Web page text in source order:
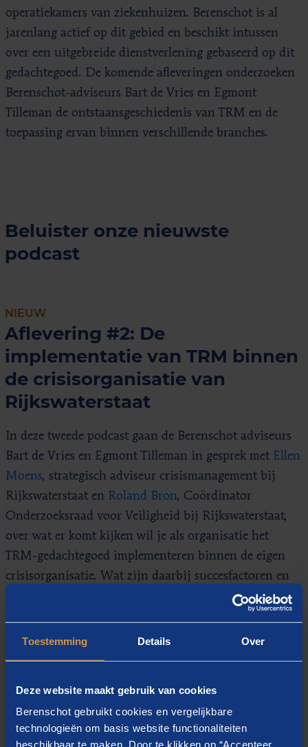
Toestemming Details Over
Deze website maakt gebruik van cookies
Berenschot gebruikt cookies en vergelijkbare
technologieën om basis website functionaliteiten
beschikbaar te maken. Door te klikken op “Accepteer
operatiekamers van ziekenhuizen. Berenschot is al
jarenlang actief op dit gebied en beschikt intussen
over een uitgebreide dienstverlening gebaseerd op dit
gedachtegoed. De komende afleveringen onderzoeken
Berenschot-adviseurs Bart de Vries en Egmont
Tilleman de ontstaansgeschiedenis van TRM en de
toepassing ervan binnen verschillende branches.
Beluister onze nieuwste
podcast
NIEUW
Aflevering #2: De
implementatie van TRM binnen
de crisisorganisatie van
Rijkswaterstaat
In deze tweede podcast gaan de Berenschot adviseurs
Bart de Vries en Egmont Tilleman in gesprek met Ellen
Moens, strategisch adviseur crisismanagement bij
Rijkswaterstaat en Roland Bron, Coördinator
Onderzoeksraad voor Veiligheid bij Rijkswaterstaat,
over wat er komt kijken wil je als organisatie het
TRM-gedachtegoed implementeren binnen de eigen
crisisorganisatie. Wat zijn daarbij succesfactoren en